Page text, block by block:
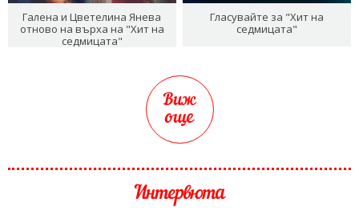
Галена и Цветелина Янева
отново на върха на "Хит на
седмицата"
Гласувайте за "Хит на
седмицата"
Виж
още
Интервюта